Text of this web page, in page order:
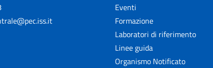
Eventi
Formazione
Laboratori di riferimento
Linee guida
Organismo Notificato